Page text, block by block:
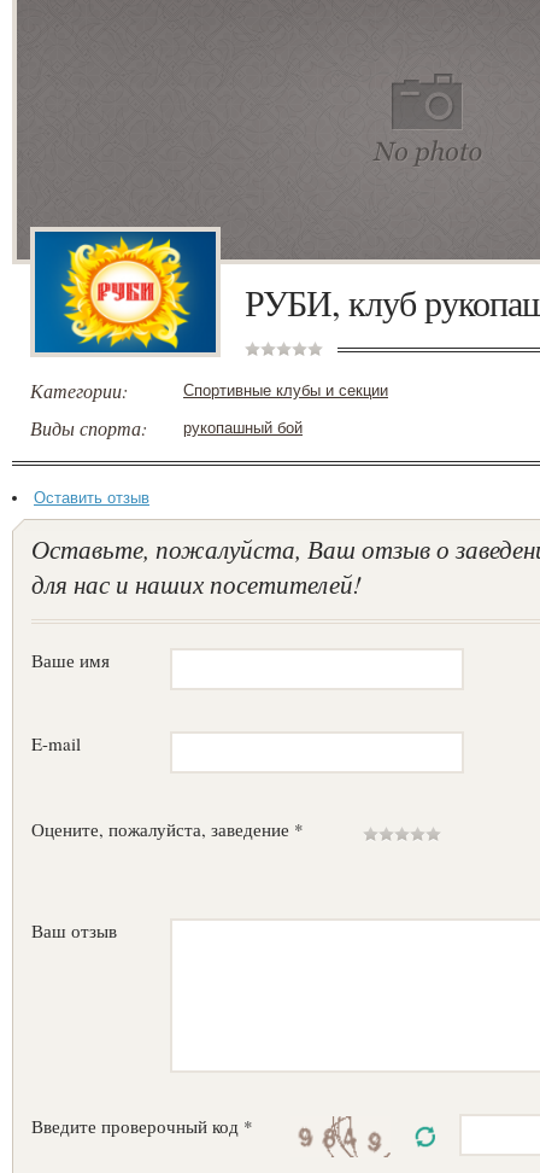
РУБИ, клуб
Категории: Спортивные клубы и секции
Виды спорта: рукопашный бой
Оставить отзыв
Оставьте, пожалуйста, Ваш отзыв о
для нас и наших посетителей!
Ваше имя
E-mail
Оцените, пожалуйста, заведение *
Ваш отзыв
Введите проверочный код *